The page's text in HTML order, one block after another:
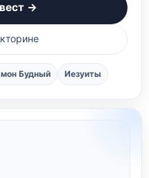
→
Будный Иезуиты